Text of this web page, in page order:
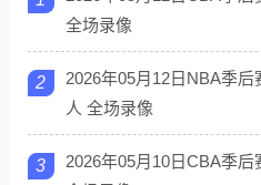
全场录像
2
2026年05月12日NBA季
人 全场录像
3
2026年05月10日CBA季